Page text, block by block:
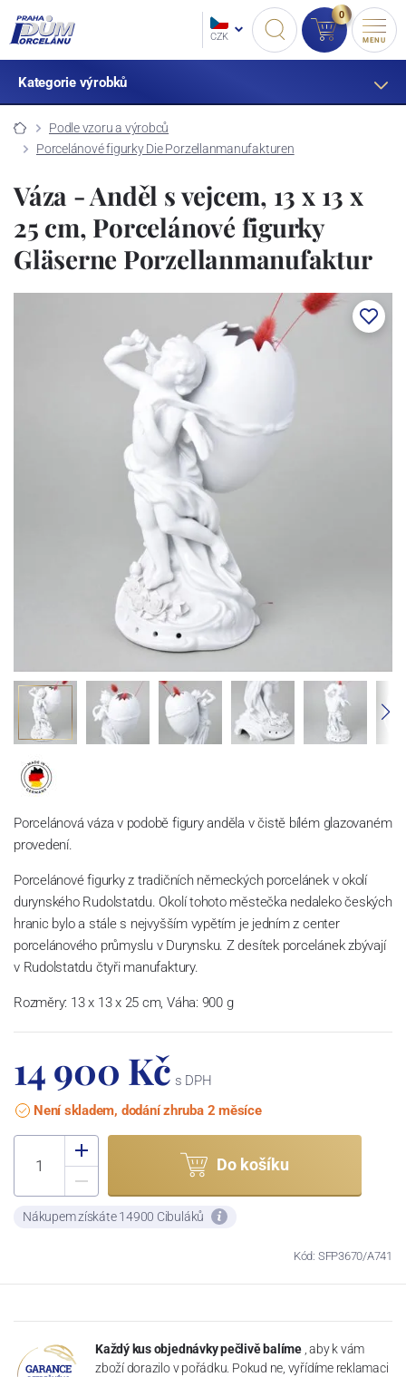
CZK
0
MENU
Kategorie výrobků
Podle vzoru a výrobců
Porcelánové figurky Die Porzellanmanufakturen
Váza - Anděl s vejcem, 13 x 13 x
25 cm, Porcelánové figurky
Gläserne Porzellanmanufaktur
Porcelánová váza v podobě figury anděla v čistě bílém glazovaném
provedení.
Porcelánové figurky z tradičních německých porcelánek v okolí
durynského Rudolstatdu. Okolí tohoto městečka nedaleko českých
hranic bylo a stále s nejvyšším vypětím je jedním z center
porcelánového průmyslu v Durynsku. Z desítek porcelánek zbývají
v Rudolstatdu čtyři manufaktury.
Rozměry: 13 x 13 x 25 cm, Váha: 900 g
14 900 Kč s DPH
Není skladem, dodání zhruba 2 měsíce
Do košíku
Nákupem získáte 14900 Cibuláků
Kód: SFP3670/A741
Každý kus objednávky pečlivě balíme , aby k vám
zboží dorazilo v pořádku. Pokud ne, vyřídíme reklamaci